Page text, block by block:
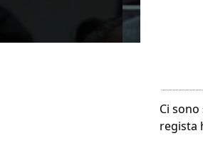
Ci
regista